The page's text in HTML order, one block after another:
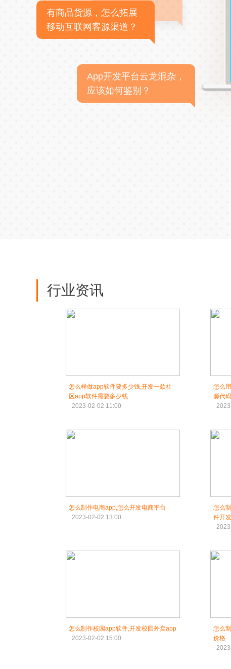
有商品货源，怎么拓展
移动互联网客源渠道？
App开发平台云龙混杂，
应该如何鉴别？
行业资讯
怎么样做app软件要多少钱,开发一款社
区app软件需要多少钱
2023-02-02 11:00
怎么
源代
怎么制作电商app,怎么开发电商平台
2023-02-02 13:00
怎么
件开发
怎么制作校园app软件,开发校园外卖app
2023-02-02 15:00
怎么
价格